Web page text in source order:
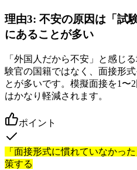
理由3: 不安の原因は「試
にあることが多い
「外国人だから不安」と感じ
験官の国籍ではなく、面接形
とが多いです。模擬面接を1〜
はかなり軽減されます。
ポイント
「面接形式に慣れていなかっ
策する